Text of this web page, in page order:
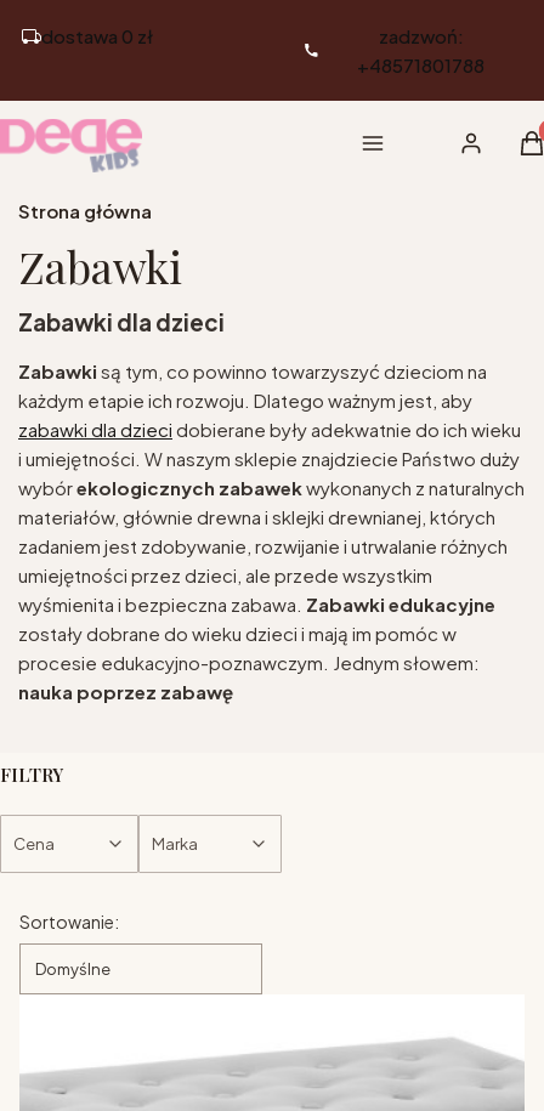
dostawa 0 zł
zadzwoń:
+48571801788
Menu Zaloguj się
Strona główna
Zabawki
Zabawki dla dzieci
Zabawki są tym, co powinno towarzyszyć dzieciom na
każdym etapie ich rozwoju. Dlatego ważnym jest, aby
zabawki dla dzieci dobierane były adekwatnie do ich wieku
i umiejętności. W naszym sklepie znajdziecie Państwo duży
wybórekologicznych zabawekwykonanych z naturalnych
materiałów, głównie drewna i sklejki drewnianej, których
zadaniem jest zdobywanie, rozwijanie i utrwalanie różnych
umiejętności przez dzieci, ale przede wszystkim
wyśmienita i bezpieczna zabawa. Zabawki edukacyjne
zostały dobrane do wieku dzieci i mają im pomóc w
procesie edukacyjno-poznawczym. Jednym słowem:
nauka poprzez zabawę
FILTRY
Cena Marka
Lista produktów
Sortowanie:
Domyślne